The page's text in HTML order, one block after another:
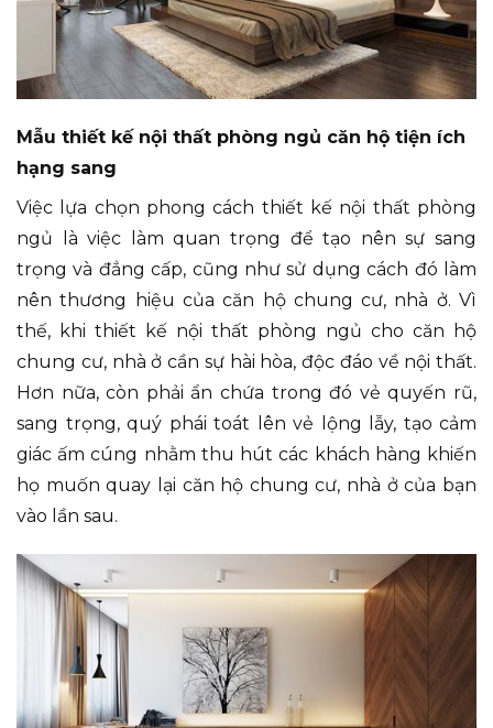
Mẫu thiết kế nội thất phòng ngủ căn hộ tiện ích
hạng sang
Việc lựa chọn phong cách thiết kế nội thất phòng
ngủ là việc làm quan trọng để tạo nên sự sang
trọng và đẳng cấp, cũng như sử dụng cách đó làm
nên thương hiệu của căn hộ chung cư, nhà ở. Vì
thế, khi thiết kế nội thất phòng ngủ cho căn hộ
chung cư, nhà ở cần sự hài hòa, độc đáo về nội thất.
Hơn nữa, còn phải ẩn chứa trong đó vẻ quyến rũ,
sang trọng, quý phái toát lên vẻ lộng lẫy, tạo cảm
giác ấm cúng nhằm thu hút các khách hàng khiến
họ muốn quay lại căn hộ chung cư, nhà ở của bạn
vào lần sau.